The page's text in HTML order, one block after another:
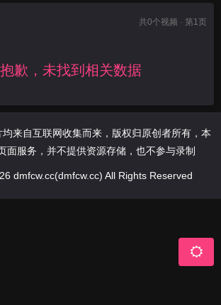
共0个视频 · 第1页
歉，未找到相关数据
来自互联网收集而来，版权归原创者所有，本
面服务，并不提供资源存储，也不参与录制
dmfcw.cc(dmfcw.cc) All Rights Reserved